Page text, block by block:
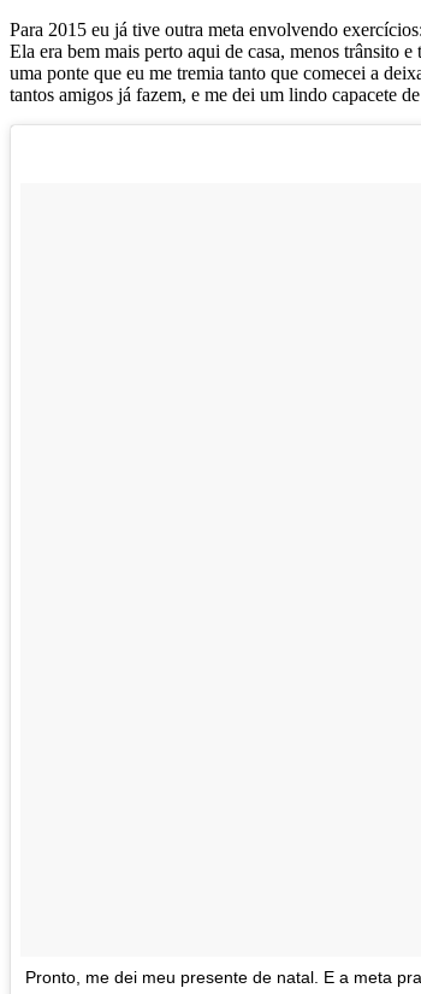
Para 2015 eu já tive outra meta envolvendo
Ela era bem mais perto aqui de casa, menos trânsito
uma ponte que eu me tremia tanto que comecei a
tantos amigos já fazem, e me dei um lindo capacete
Pronto, me dei meu presente de natal. E a meta